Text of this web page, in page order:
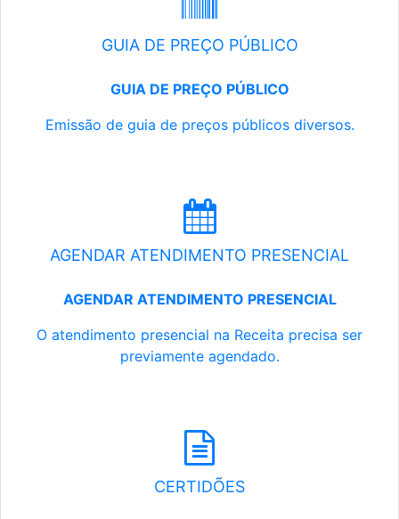
GUIA DE PREÇO PÚBLICO
GUIA DE PREÇO PÚBLICO
Emissão de guia de preços públicos diversos.
AGENDAR ATENDIMENTO PRESENCIAL
AGENDAR ATENDIMENTO PRESENCIAL
O atendimento presencial na Receita precisa ser
previamente agendado.
CERTIDÕES